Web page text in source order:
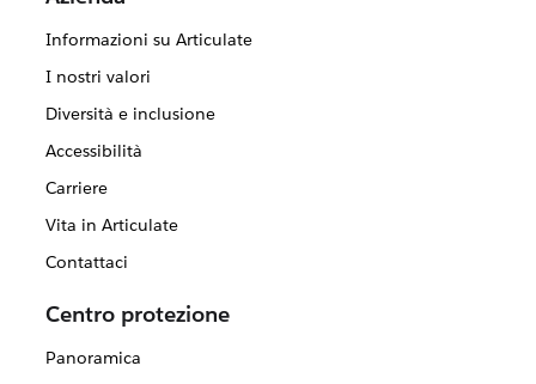
Informazioni su Articulate
I nostri valori
Diversità e inclusione
Accessibilità
Carriere
Vita in Articulate
Contattaci
Centro protezione
Panoramica